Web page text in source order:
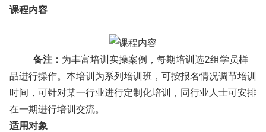
课程内容
备注： 为丰富培训实操案例，每期培训选2组学员样
品进行操作。本培训为系列培训班，可按报名情况调节培训
时间，可针对某一行业进行定制化培训，同行业人士可安排
在一期进行培训交流。
适用对象